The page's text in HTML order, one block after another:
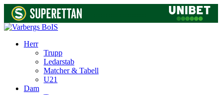
Herr
Trupp
Ledarstab
Matcher & Tabell
U21
Dam